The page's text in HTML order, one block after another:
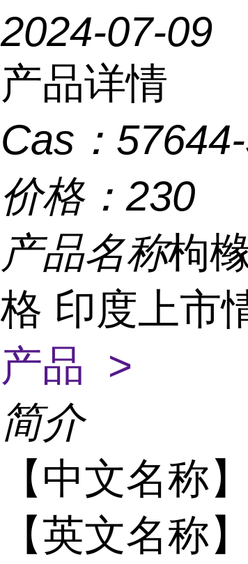
2024-07-09
产品详情
Cas：
价格： 230
产品名称枸
格 印度上市
产品 >
简介
【中文名称
【英文名称